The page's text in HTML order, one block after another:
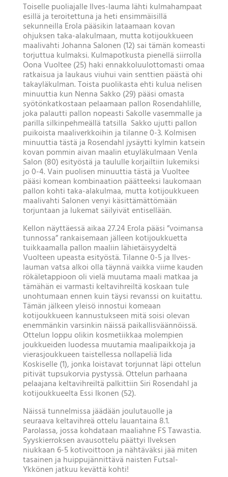
Toiselle puoliajalle Ilves-lauma lähti kulmahampaat
esillä ja teroitettuna ja heti ensimmäisillä
sekunneilla Erola pääsikin lataamaan kovan
ohjuksen taka-alakulmaan, mutta kotijoukkueen
maalivahti Johanna Salonen (12) sai tämän komeasti
torjuttua kulmaksi. Kulmapotkusta pienellä siirrolla
Oona Vuoltee (25) haki ennakkoluulottomasti omaa
ratkaisua ja laukaus viuhui vain senttien päästä ohi
takayläkulman. Toista puolikasta ehti kulua nelisen
minuuttia kun Nenna Sakko (29) pääsi omasta
syötönkatkostaan pelaamaan pallon Rosendahlille,
joka palautti pallon nopeasti Sakolle vasemmalle ja
parilla silkinpehmeällä tatsilla Sakko ujutti pallon
puikoista maaliverkkoihin ja tilanne 0-3. Kolmisen
minuuttia tästä ja Rosendahl jysäytti kylmin katsein
kovan pommin aivan maalin etuyläkulmaan Venla
Salon (80) esityöstä ja taululle korjailtiin lukemiksi
jo 0-4. Vain puolisen minuuttia tästä ja Vuoltee
pääsi komean kombinaation päätteeksi laukomaan
pallon kohti taka-alakulmaa, mutta kotijoukkueen
maalivahti Salonen venyi käsittämättömään
torjuntaan ja lukemat säilyivät entisellään.
Kellon näyttäessä aikaa 27.24 Erola pääsi ”voimansa
tunnossa” rankaisemaan jälleen kotijoukkuetta
tuikkaamalla pallon maaliin lähietäisyydeltä
Vuolteen upeasta esityöstä. Tilanne 0-5 ja Ilves-
lauman vatsa alkoi olla täynnä vaikka viime kauden
rökäletappioon oli vielä muutama maali matkaa ja
tämähän ei varmasti keltavihreiltä koskaan tule
unohtumaan ennen kuin täysi revanssi on kuitattu.
Tämän jälkeen yleisö innostui komeaan
kotijoukkueen kannustukseen mitä soisi olevan
enemmänkin varsinkin näissä paikallisväännöissä.
Ottelun loppu olikin kosmetiikkaa molempien
joukkueiden luodessa muutamia maalipaikkoja ja
vierasjoukkueen taistellessa nollapeliä Iida
Koskiselle (1), jonka loistavat torjunnat läpi ottelun
pitivät tupsukorvia pystyssä. Ottelun parhaana
pelaajana keltavihreiltä palkittiin Siri Rosendahl ja
kotijoukkueelta Essi Ikonen (52).
Näissä tunnelmissa jäädään joulutauolle ja
seuraava keltavihreä ottelu lauantaina 8.1.
Parolassa, jossa kohdataan maaliahne FS Tawastia.
Syyskierroksen avausottelu päättyi Ilveksen
niukkaan 6-5 kotivoittoon ja nähtäväksi jää miten
tasainen ja huippujännittävä naisten Futsal-
Ykkönen jatkuu kevättä kohti!